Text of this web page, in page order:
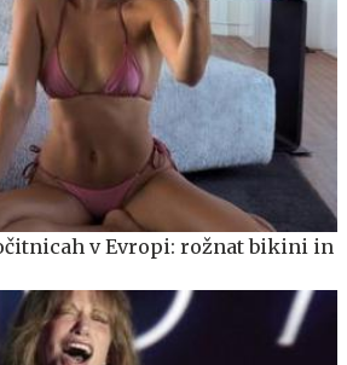
v Evropi: rožnat bikini in